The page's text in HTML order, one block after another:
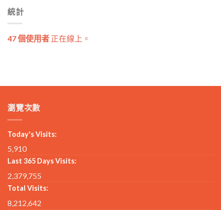
統計
47 個使用者 正在線上。
瀏覽次數
Today's Visits:
5,910
Last 365 Days Visits:
2,379,755
Total Visits:
8,212,642